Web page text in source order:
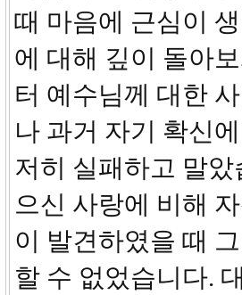
때 마음에 근심이
에 대해 깊이 돌아
터 예수님께 대한
나 과거 자기 확신
저히 실패하고 말
으신 사랑에 비해
이 발견하였을 때
할 수 없었습니다.